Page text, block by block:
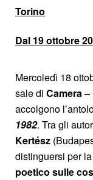
Torino
Dal 19 ottobre
Mercoledì 18
sale di Camera –
accolgono
1982. Tra gli
Kertész
distinguersi per
poetico sulle